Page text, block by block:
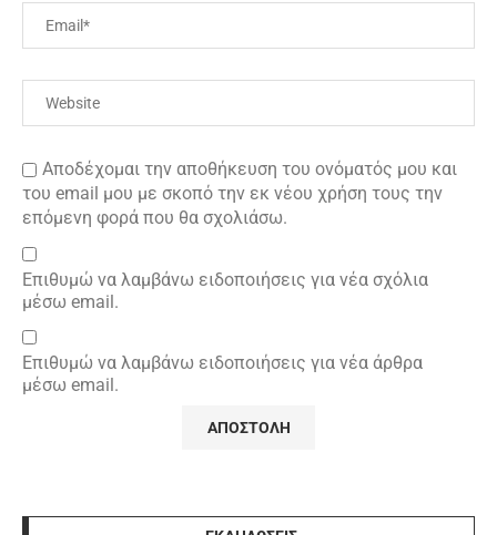
Αποδέχομαι την αποθήκευση του ονόματός μου και
του email μου με σκοπό την εκ νέου χρήση τους την
επόμενη φορά που θα σχολιάσω.
Επιθυμώ να λαμβάνω ειδοποιήσεις για νέα σχόλια
μέσω email.
Επιθυμώ να λαμβάνω ειδοποιήσεις για νέα άρθρα
μέσω email.